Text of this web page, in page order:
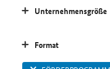
Unternehmensgröße
Format